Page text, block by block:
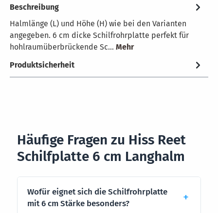
Beschreibung
Halmlänge (L) und Höhe (H) wie bei den Varianten
angegeben. 6 cm dicke Schilfrohrplatte perfekt für
hohlraumüberbrückende Sc… Mehr
Produktsicherheit
Häufige Fragen zu Hiss Reet
Schilfplatte 6 cm Langhalm
Wofür eignet sich die Schilfrohrplatte
mit 6 cm Stärke besonders?